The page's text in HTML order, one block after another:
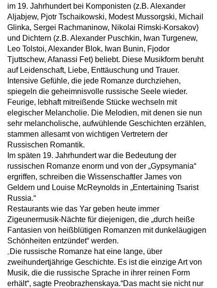
im 19. Jahrhundert bei Komponisten (z.B. Alexander
Aljabjew, Pjotr Tschaikowski, Modest Mussorgski, Michail
Glinka, Sergei Rachmaninow, Nikolai Rimski-Korsakov)
und Dichtern (z.B. Alexander Puschkin, Iwan Turgenew,
Leo Tolstoi, Alexander Blok, Iwan Bunin, Fjodor
Tjuttschew, Afanassi Fet) beliebt. Diese Musikform beruht
auf Leidenschaft, Liebe, Enttäuschung und Trauer.
Intensive Gefühle, die jede Romanze durchziehen,
spiegeln die geheimnisvolle russische Seele wieder.
Feurige, lebhaft mitreißende Stücke wechseln mit
elegischer Melancholie. Die Melodien, mit denen sie nun
sehr melancholische, aufwühlende Geschichten erzählen,
stammen allesamt von wichtigen Vertretern der
Russischen Romantik.
Im späten 19. Jahrhundert war die Bedeutung der
russischen Romanze enorm und von der „Gypsymania“
ergriffen, schreiben die Wissenschaftler James von
Geldern und Louise McReynolds in „Entertaining Tsarist
Russia.“
Restaurants wie das Yar geben heute immer
Zigeunermusik-Nächte für diejenigen, die „durch heiße
Fantasien von heißblütigen Romanzen mit dunkeläugigen
Schönheiten entzündet“ werden.
„Die russische Romanze hat eine lange, über
zweihundertjährige Geschichte. Es ist die einzige Art von
Musik, die die russische Sprache in ihrer reinen Form
erhält“, sagte Preobrazhenskaya.“Das macht sie nicht nur